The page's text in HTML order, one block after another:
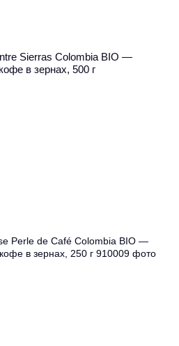
Sierras Colombia BIO —
в зернах, 500 г